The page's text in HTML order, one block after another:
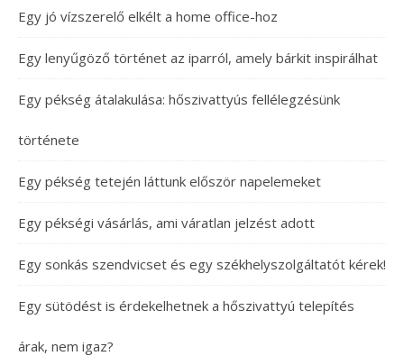
Egy jó vízszerelő elkélt a home office-hoz
Egy lenyűgöző történet az iparról, amely bárkit inspirálhat
Egy pékség átalakulása: hőszivattyús fellélegzésünk
története
Egy pékség tetején láttunk először napelemeket
Egy pékségi vásárlás, ami váratlan jelzést adott
Egy sonkás szendvicset és egy székhelyszolgáltatót kérek!
Egy sütödést is érdekelhetnek a hőszivattyú telepítés
árak, nem igaz?